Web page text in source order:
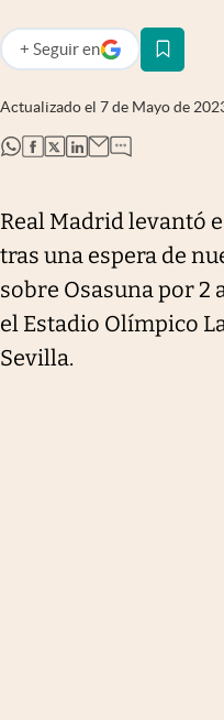
Actualizado el 7 de Mayo de
+ Seguir en
abre en nueva pestaña
abre en nueva pestaña
abre en nueva pestaña
abre en nueva pestaña
abre en nueva
Real Madrid levantó
tras una espera de
sobre Osasuna por 2
el Estadio Olímpico
Sevilla.